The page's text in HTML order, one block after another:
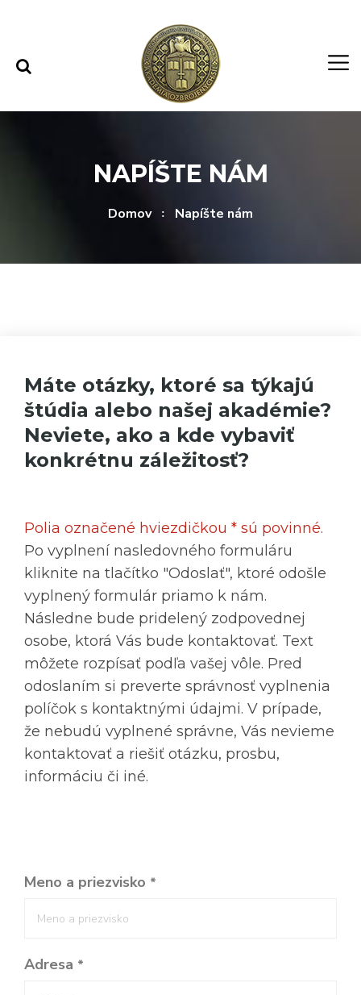
NAPÍŠTE NÁM
Domov Napíšte nám
Máte otázky, ktoré sa týkajú
štúdia alebo našej akadémie?
Neviete, ako a kde vybaviť
konkrétnu záležitosť?
Polia označené hviezdičkou * sú povinné.
Po vyplnení nasledovného formuláru
kliknite na tlačítko "Odoslať", ktoré odošle
vyplnený formulár priamo k nám.
Následne bude pridelený zodpovednej
osobe, ktorá Vás bude kontaktovať. Text
môžete rozpísať podľa vašej vôle. Pred
odoslaním si preverte správnosť vyplnenia
políčok s kontaktnými údajmi. V prípade,
že nebudú vyplnené správne, Vás nevieme
kontaktovať a riešiť otázku, prosbu,
informáciu či iné.
Meno a priezvisko *
Adresa *